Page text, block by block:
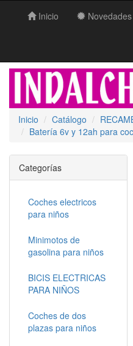
Inicio Novedades
Inicio Catálogo
Batería 6v y 12ah para
Categorías
Coches electricos
para niños
Minimotos de
gasolina para niños
BICIS ELECTRICAS
PARA NIÑOS
Coches de dos
plazas para niños